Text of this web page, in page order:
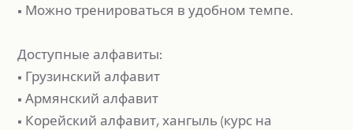
• Можно тренироваться в удобном темпе.
Доступные алфавиты:
• Грузинский алфавит
• Армянский алфавит
• Корейский алфавит, хангыль (курс на